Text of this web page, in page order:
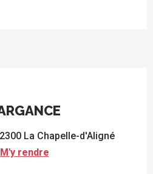
La Chapelle-d'Aligné
M'y rendre